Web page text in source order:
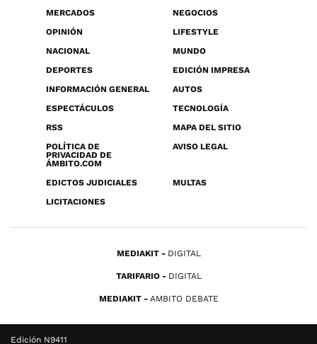
MERCADOS
NEGOCIOS
OPINIÓN
LIFESTYLE
NACIONAL
MUNDO
DEPORTES
EDICIÓN IMPRESA
INFORMACIÓN GENERAL
AUTOS
ESPECTÁCULOS
TECNOLOGÍA
RSS
MAPA DEL SITIO
POLÍTICA DE
PRIVACIDAD DE
ÁMBITO.COM
AVISO LEGAL
EDICTOS JUDICIALES
MULTAS
LICITACIONES
MEDIAKIT DIGITAL
TARIFARIO DIGITAL
MEDIAKIT AMBITO DEBATE
Edición N9411